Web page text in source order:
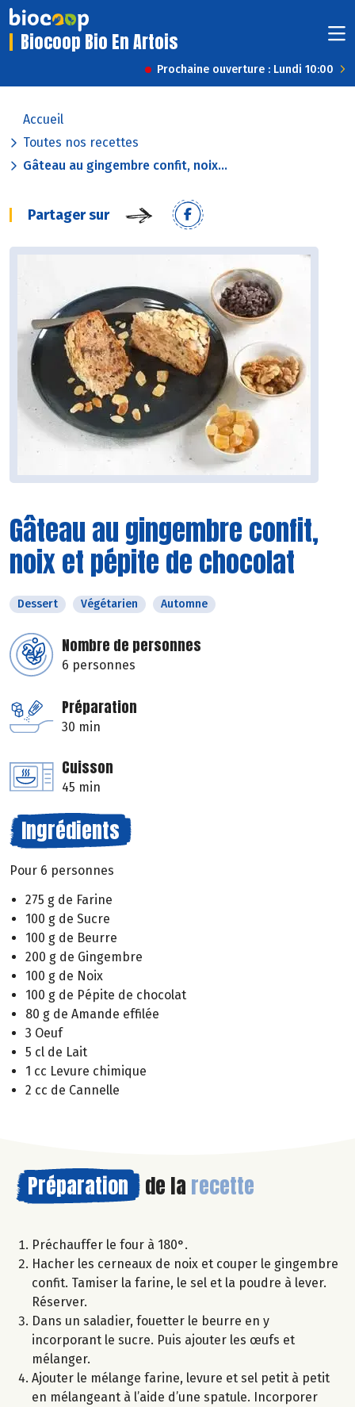
Biocoop Bio En Artois
Prochaine ouverture : Lundi 10:00
Accueil
Toutes nos recettes
Gâteau au gingembre confit, noix...
Partager sur
Gâteau au gingembre confit,
noix et pépite de chocolat
Dessert Végétarien Automne
Nombre de personnes
6 personnes
Préparation
30 min
Cuisson
45 min
Ingrédients
Pour 6 personnes
275 g de Farine
100 g de Sucre
100 g de Beurre
200 g de Gingembre
100 g de Noix
100 g de Pépite de chocolat
80 g de Amande effilée
3 Oeuf
5 cl de Lait
1 cc Levure chimique
2 cc de Cannelle
Préparation de la recette
Préchauffer le four à 180°.
Hacher les cerneaux de noix et couper le gingembre
confit. Tamiser la farine, le sel et la poudre à lever.
Réserver.
Dans un saladier, fouetter le beurre en y
incorporant le sucre. Puis ajouter les œufs et
mélanger.
Ajouter le mélange farine, levure et sel petit à petit
en mélangeant à l’aide d’une spatule. Incorporer